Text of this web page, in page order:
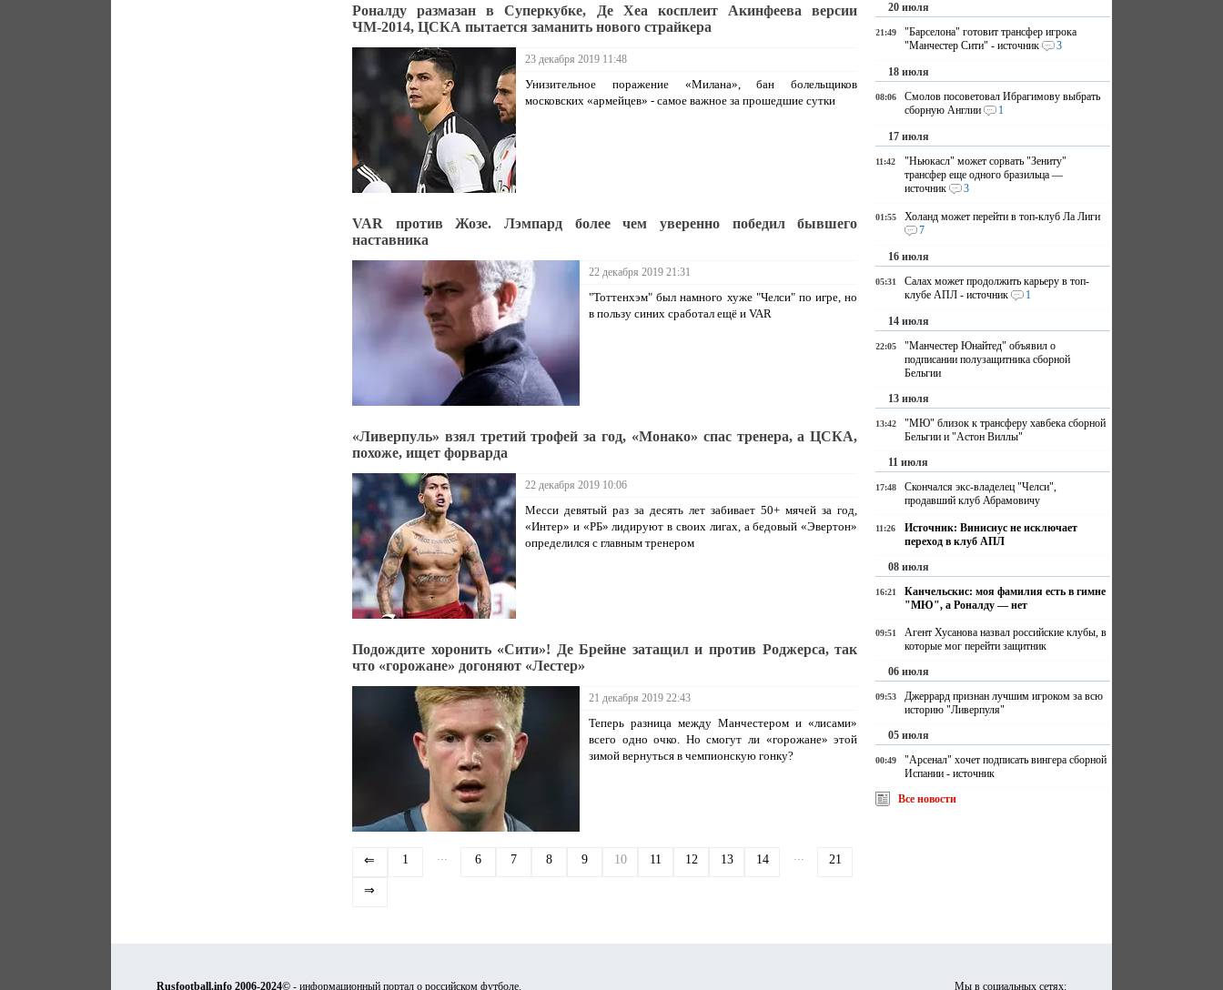
Роналду размазан в Суперкубке, Де Хеа косплеит Акинфеева версии
ЧМ-2014, ЦСКА пытается заманить нового страйкера
23 декабря 2019 11:48
Унизительное поражение «Милана», бан болельщиков
московских «армейцев» - самое важное за прошедшие сутки
VAR против Жозе. Лэмпард более чем уверенно победил бывшего
наставника
22 декабря 2019 21:31
"Тоттенхэм" был намного хуже "Челси" по игре, но
в пользу синих сработал ещё и VAR
«Ливерпуль» взял третий трофей за год, «Монако» спас тренера, а ЦСКА,
похоже, ищет форварда
22 декабря 2019 10:06
Месси девятый раз за десять лет забивает 50+ мячей за год,
«Интер» и «РБ» лидируют в своих лигах, а бедовый «Эвертон»
определился с главным тренером
Подождите хоронить «Сити»! Де Брейне затащил и против Роджерса, так
что «горожане» догоняют «Лестер»
21 декабря 2019 22:43
Теперь разница между Манчестером и «лисами»
всего одно очко. Но смогут ли «горожане» этой
зимой вернуться в чемпионскую гонку?
⇐ 1 ... 6 7 8 9 10 11 12 13 14 ... 21
⇒
20 июля
21:49
"Барселона" готовит трансфер игрока
"Манчестер Сити" - источник
3
18 июля
08:06
Смолов посоветовал Ибрагимову выбрать
сборную Англии
1
17 июля
11:42
"Ньюкасл" может сорвать "Зениту"
трансфер еще одного бразильца —
источник
3
01:55
Холанд может перейти в топ-клуб Ла Лиги
7
16 июля
05:31
Салах может продолжить карьеру в топ-
клубе АПЛ - источник
1
14 июля
22:05
"Манчестер Юнайтед" объявил о
подписании полузащитника сборной
Бельгии
13 июля
13:42
"МЮ" близок к трансферу хавбека сборной
Бельгии и "Астон Виллы"
11 июля
17:48
Скончался экс-владелец "Челси",
продавший клуб Абрамовичу
11:26
Источник: Винисиус не исключает
переход в клуб АПЛ
08 июля
16:21
Канчельскис: моя фамилия есть в гимне
"МЮ", а Роналду — нет
09:51
Агент Хусанова назвал российские клубы, в
которые мог перейти защитник
06 июля
09:53
Джеррард признан лучшим игроком за всю
историю "Ливерпуля"
05 июля
00:49
"Арсенал" хочет подписать вингера сборной
Испании - источник
Все новости
Rusfootball.info 2006-2024© - информационный портал о российском футболе. Мы в социальных сетях: